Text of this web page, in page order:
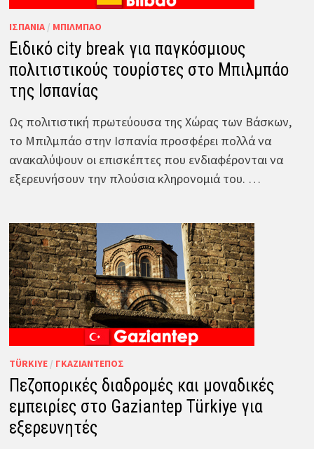
ΙΣΠΑΝΊΑ/ ΜΠΙΛΜΠΆΟ
Ειδικό city break για παγκόσμιους
πολιτιστικούς τουρίστες στο Μπιλμπάο
της Ισπανίας
Ως πολιτιστική πρωτεύουσα της Χώρας των Βάσκων,
το Μπιλμπάο στην Ισπανία προσφέρει πολλά να
ανακαλύψουν οι επισκέπτες που ενδιαφέρονται να
εξερευνήσουν την πλούσια κληρονομιά του. …
TÜRKIYE/ ΓΚΑΖΙΑΝΤΈΠΟΣ
Πεζοπορικές διαδρομές και μοναδικές
εμπειρίες στο Gaziantep Türkiye για
εξερευνητές